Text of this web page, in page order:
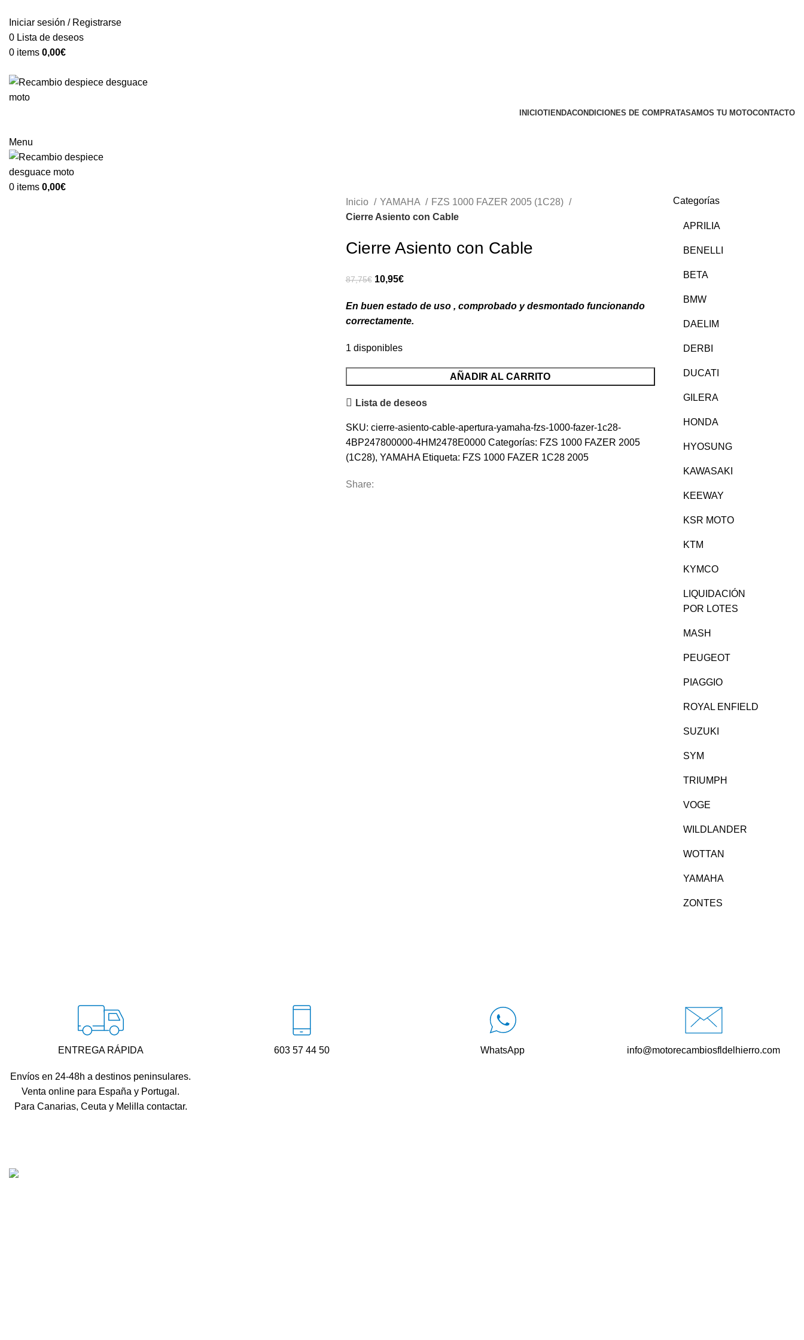
Iniciar sesión / Registrarse
0 Lista de deseos
0 items 0,00€
INICIOTIENDACONDICIONES DE COMPRATASAMOS TU MOTOCONTACTO
Menu
0 items 0,00€
Inicio YAMAHA
FZS 1000 FAZER 2005 (1C28)
Cierre Asiento con Cable
Cierre Asiento con Cable
87,75€ El
original
era:
10,95€El
actual
es:
En buen estado de uso , comprobado y desmontado funcionando
correctamente.
1 disponibles
Asiento
con
cantidad
AÑADIR AL CARRITO
Lista de deseos
SKU: cierre-asiento-cable-apertura-yamaha-fzs-1000-fazer-1c28-
4BP247800000-4HM2478E0000 Categorías: FZS 1000 FAZER 2005
(1C28), YAMAHA Etiqueta: FZS 1000 FAZER 1C28 2005
Share:
Categorías
APRILIA
BENELLI
BETA
BMW
DAELIM
DERBI
DUCATI
GILERA
HONDA
HYOSUNG
KAWASAKI
KEEWAY
KSR MOTO
KTM
KYMCO
LIQUIDACIÓN
POR LOTES
MASH
PEUGEOT
PIAGGIO
ROYAL ENFIELD
SUZUKI
SYM
TRIUMPH
VOGE
WILDLANDER
WOTTAN
YAMAHA
ZONTES
ENTREGA RÁPIDA
Envíos en 24-48h a destinos peninsulares.
Venta online para España y Portugal.
Para Canarias, Ceuta y Melilla contactar.
603 57 44 50 WhatsApp info@motorecambiosfldelhierro.com